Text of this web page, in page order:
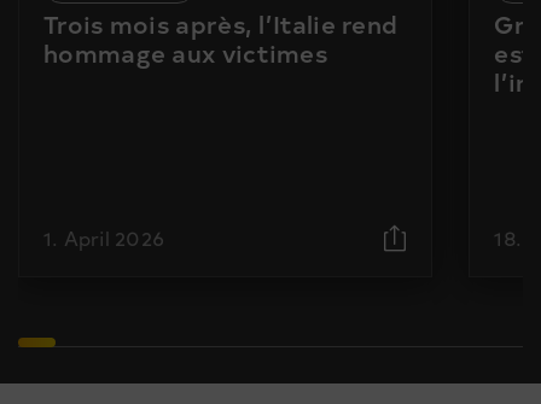
Trois mois après, l’Italie rend
hommage aux victimes
1. April 2026
est
18.